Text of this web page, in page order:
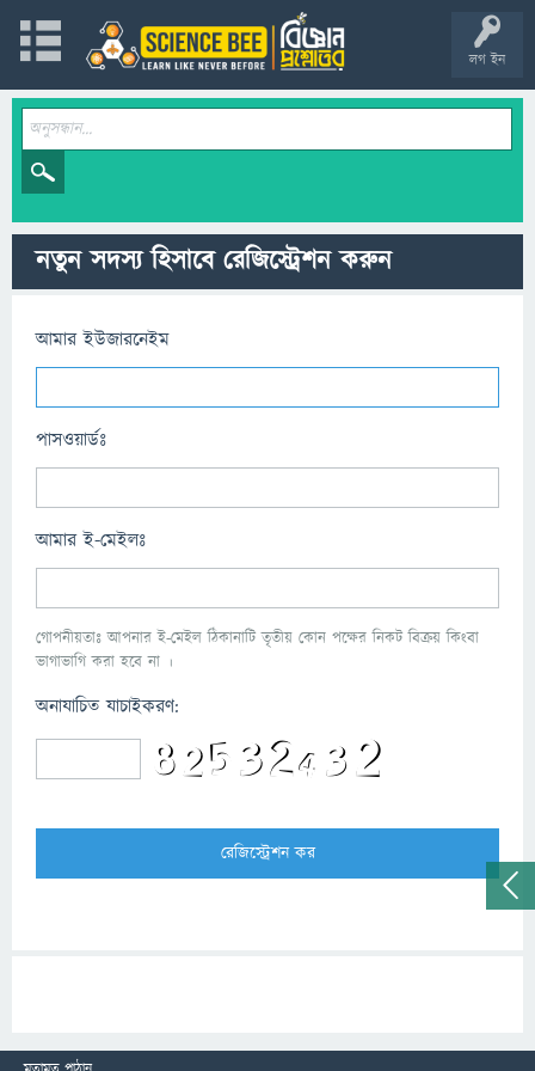
লগ ইন
নতুন সদস্য হিসাবে রেজিস্ট্রেশন করুন
আমার ইউজারনেইম
পাসওয়ার্ডঃ
আমার ই-মেইলঃ
গোপনীয়তাঃ আপনার ই-মেইল ঠিকানাটি তৃতীয় কোন পক্ষের নিকট বিক্রয় কিংবা
ভাগাভাগি করা হবে না ।
অনাযাচিত যাচাইকরণ: